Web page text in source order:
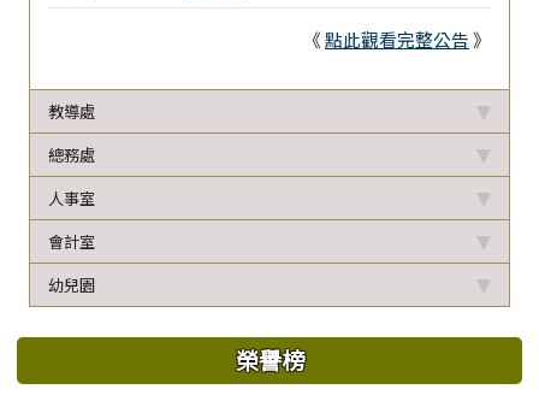
《點此觀看完整公告》
教導處
總務處
人事室
會計室
幼兒園
榮譽榜